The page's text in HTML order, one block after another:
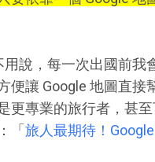
說，每一次出國前我
便讓 Google 地圖直接
更專業的旅行者，甚
「 旅人最期待！